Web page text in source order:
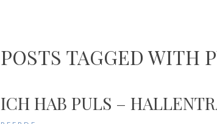
POSTS TAGGED WITH
ICH HAB PULS –